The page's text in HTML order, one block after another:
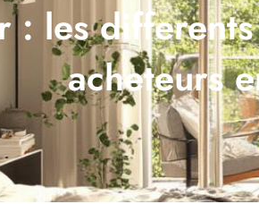
: les
acheteurs